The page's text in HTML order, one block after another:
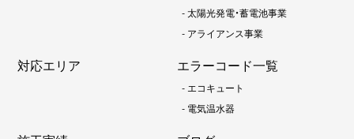
-太陽光発電・蓄電池事業
- アライアンス事業
対応エリア エラーコード一覧
-エコキュート
- 電気温水器